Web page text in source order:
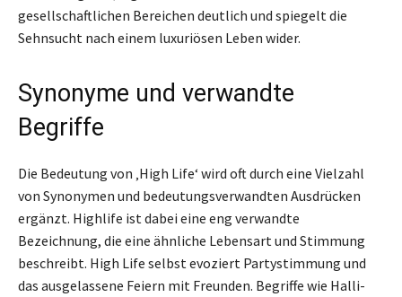
gesellschaftlichen Bereichen deutlich und spiegelt die
Sehnsucht nach einem luxuriösen Leben wider.
Synonyme und verwandte
Begriffe
Die Bedeutung von ‚High Life‘ wird oft durch eine Vielzahl
von Synonymen und bedeutungsverwandten Ausdrücken
ergänzt. Highlife ist dabei eine eng verwandte
Bezeichnung, die eine ähnliche Lebensart und Stimmung
beschreibt. High Life selbst evoziert Partystimmung und
das ausgelassene Feiern mit Freunden. Begriffe wie Halli-